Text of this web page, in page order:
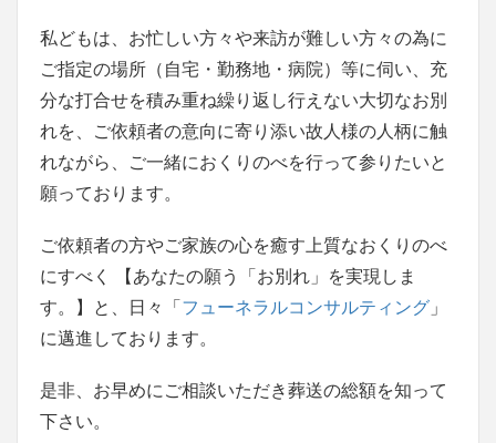
私どもは、お忙しい方々や来訪が難しい方々の為に
ご指定の場所（自宅・勤務地・病院）等に伺い、充
分な打合せを積み重ね繰り返し行えない大切なお別
れを、ご依頼者の意向に寄り添い故人様の人柄に触
れながら、ご一緒におくりのべを行って参りたいと
願っております。
ご依頼者の方やご家族の心を癒す上質なおくりのべ
にすべく 【あなたの願う「お別れ」を実現しま
す。】と、日々「 フューネラルコンサルティング 」
に邁進しております。
是非、お早めにご相談いただき葬送の総額を知って
下さい。